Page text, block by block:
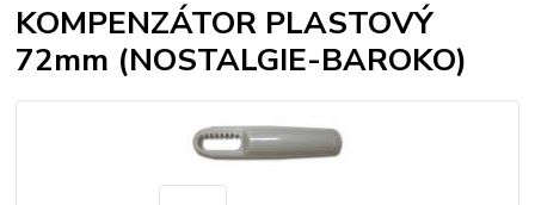
KOMPENZÁTOR PLASTOVÝ
72mm (NOSTALGIE-BAROKO)